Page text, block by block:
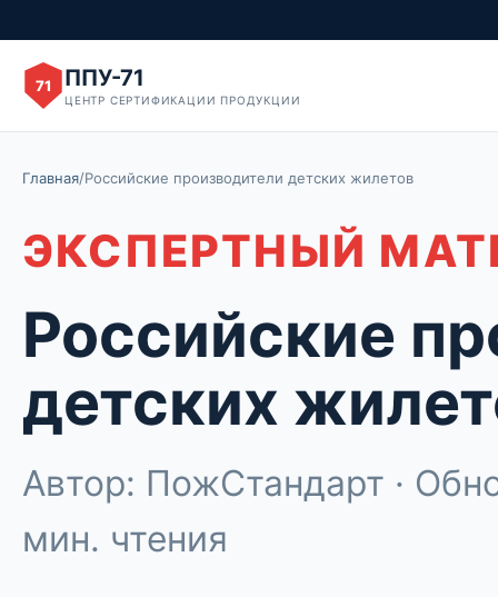
71 ППУ-71
ЦЕНТР СЕРТИФИКАЦИИ ПРОДУКЦИИ
Главная/Российские производители детских жилетов
ЭКСПЕРТНЫЙ
Российские
детских
Автор: ПожСтандарт ·
мин. чтения